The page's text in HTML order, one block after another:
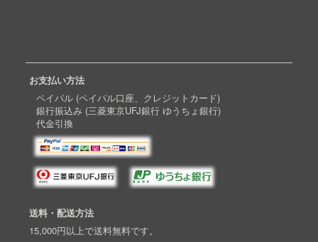
お支払い方法
ペイパル (ペイパル口座、クレジットカード)
銀行振込み (三菱東京UFJ銀行 ゆうちょ銀行)
代金引換
送料・配送方法
15,000円以上で送料無料です。